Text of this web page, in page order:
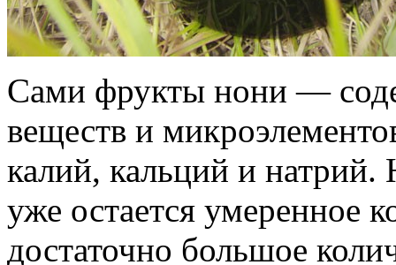
Сами фрукты нони —
веществ и
калий, кальций и
уже остается умеренное
достаточно большое